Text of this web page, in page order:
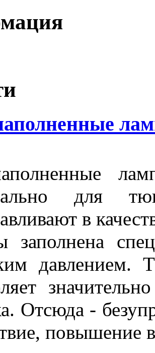
для
в
заполнена
давлением.
Отсюда -